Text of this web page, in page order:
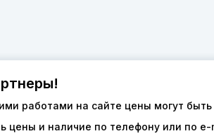
работами на сайте цены могут
цены и наличие по телефону или по
О компании